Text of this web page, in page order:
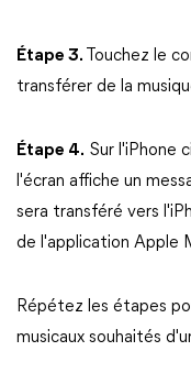
Étape 3.
Touchez le
transférer de la
Étape 4. Sur l'iPhone
l'écran affiche un
sera transféré vers
de l'application Apple
Répétez les étapes
musicaux souhaités